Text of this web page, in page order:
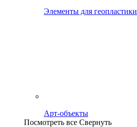
Элементы для геопластики
Арт-объекты
Посмотреть все Свернуть